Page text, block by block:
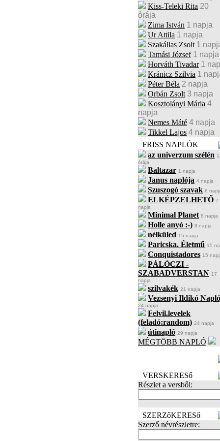
Kiss-Teleki Rita 20
órája
Zima István 1 napja
Ur Attila 1 napja
Szakállas Zsolt 1
Tamási József 1 napja
Horváth Tivadar 1
Kránicz Szilvia 1
Péter Béla 2 napja
Orbán Zsolt 3 napja
Kosztolányi Mária 4
napja
Nemes Máté 4 napja
Tikkel Lajos 4 napja
FRISS NAPLÓK
az univerzum szélén
órája
Baltazar 1 napja
Janus naplója 4 napja
Szuszogó szavak 6
ELKÉPZELHETŐ 7
napja
Minimal Planet 8 napja
Holle anyó :-) 8 napja
nélküled 15 napja
Paricska. Életmű 15
Conquistadores 15
PÁLÓCZI -
SZABADVERSTAN 17
napja
szilvakék 21 napja
Vezsenyi Ildikó
24 napja
Felvil.levelek
(feladó:random) 24 napja
útinapló 29 napja
MÉGTÖBB NAPLÓ
VERSKERESő
Részlet a versből:
SZERZőKERESő
Szerző névrészletre: